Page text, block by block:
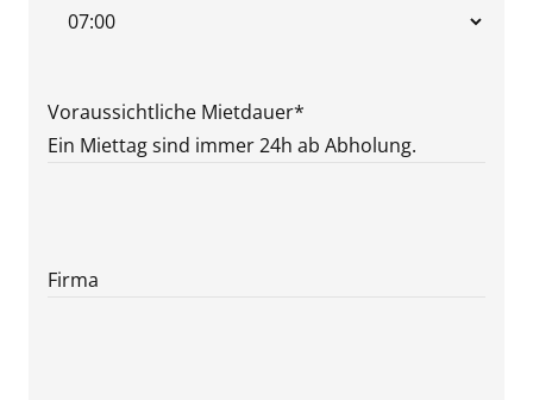
Voraussichtliche Mietdauer*
Ein Miettag sind immer 24h ab Abholung.
Firma